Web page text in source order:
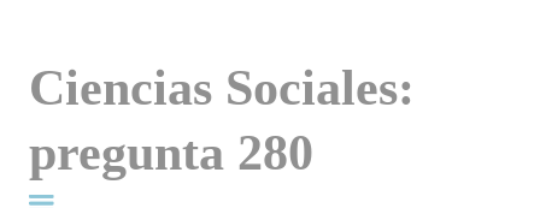
Ciencias Sociales:
pregunta 280